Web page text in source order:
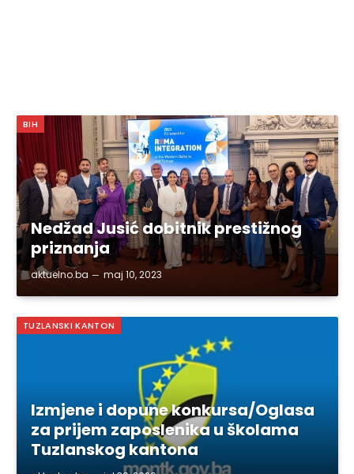
BIH
Nedžad Jusić dobitnik prestižnog
priznanja
aktuelno.ba maj 10, 2023
TUZLANSKI KANTON
Izmjene i dopune konkursa/Oglasa
za prijem zaposlenika u školama
Tuzlanskog kantona